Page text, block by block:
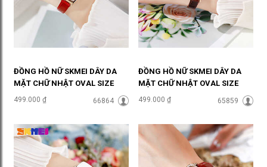
ĐỒNG HỒ NỮ SKMEI DÂY DA
MẶT CHỮ NHẬT OVAL SIZE
NHỎ ĐỎ QUYẾN RŨ ĐHĐ37003
499.000 ₫ 66864
ĐỒNG HỒ NỮ SKMEI DÂY DA
MẶT CHỮ NHẬT OVAL SIZE
NHỎ NÂU CỔ ĐIỂN ĐHĐ37002
499.000 ₫ 65859